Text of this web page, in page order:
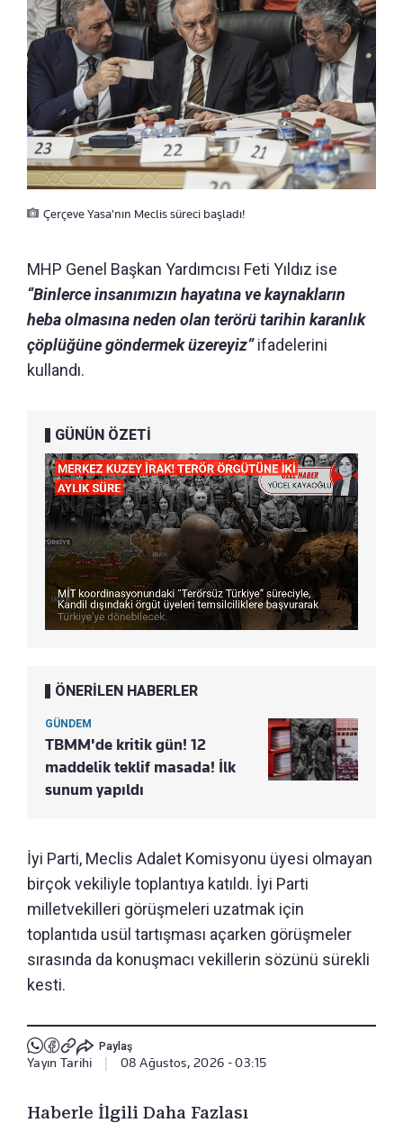
Çerçeve Yasa'nın Meclis süreci başladı!
MHP Genel Başkan Yardımcısı Feti Yıldız ise
“Binlerce insanımızın hayatına ve kaynakların
heba olmasına neden olan terörü tarihin karanlık
çöplüğüne göndermek üzereyiz”ifadelerini
kullandı.
GÜNÜN ÖZETİ
ÖNERİLEN HABERLER
GÜNDEM
TBMM'de kritik gün! 12
maddelik teklif masada! İlk
sunum yapıldı
İyi Parti, Meclis Adalet Komisyonu üyesi olmayan
birçok vekiliyle toplantıya katıldı. İyi Parti
milletvekilleri görüşmeleri uzatmak için
toplantıda usül tartışması açarken görüşmeler
sırasında da konuşmacı vekillerin sözünü sürekli
kesti.
Paylaş
Yayın Tarihi | 08 Ağustos, 2026 - 03:15
Haberle İlgili Daha Fazlası